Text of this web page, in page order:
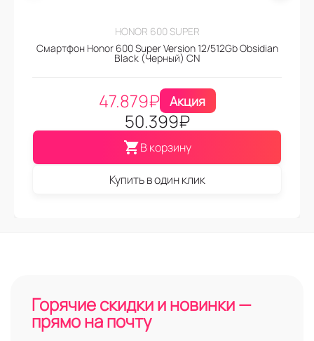
HONOR 600 SUPER
Смартфон Honor 600 Super Version 12/512Gb Obsidian
Black (Черный) CN
47.879₽ Акция
50.399₽
В корзину
Купить в один клик
Горячие скидки и новинки —
прямо на почту